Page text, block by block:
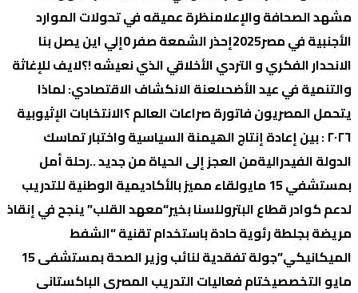
مشهد الصحافة والإعلامنظرة عميقه في تحولات الموارد
الأجنبية في مصر2025
إحذر الشمعة صفر 0 إلي اين يصل بنا
الانحدار الفكري و التردي الأخلاقي الذي نعيشه !؟لايف للإغاثة
والتنمية في عيد الأضحىلعنة الانكشاف الاقتصادي: لماذا
یتحمل المصریون فاتورة صراعات العالم ؟الانتخابات الإثیوبیة
٢٠٢٦ : بین إعادة إنتاج الھیمنة السیاسیة واختبار تماسك
الدولة الفیدرالیةمن العجز إلى الحياة من جديد ..رحلة أمل
بمستشفي 15 مايو
لقاء مميز بالأكاديمية الوطنية للتدريب
لدعم كوادر قطاع البتروللسنا بخير“معهد القلب” ينجح في إنقاذ
مريضة بجلطة رئوية حادة باستخدام تقنية “الشفط
الميكانيكي”
جولة تفقدية لنائب وزير الصحة بمستشفى 15
مايو التخصصيختام فعاليات التدريب المصرى الباكستانى